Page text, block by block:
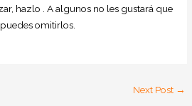
hazlo . A algunos no les gustará que
omitirlos.
Next Post →